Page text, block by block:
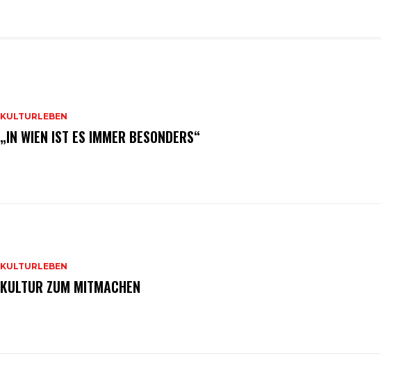
KULTURLEBEN
„IN WIEN IST ES IMMER BESONDERS“
KULTURLEBEN
KULTUR ZUM MITMACHEN